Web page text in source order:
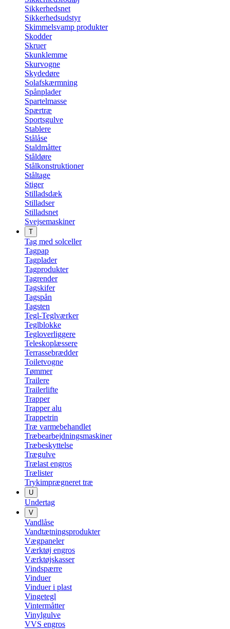
Sikkerhedsnet
Sikkerhedsudstyr
Skimmelsvamp produkter
Skodder
Skruer
Skunklemme
Skurvogne
Skydedøre
Solafskærmning
Spånplader
Spartelmasse
Spærtræ
Sportsgulve
Stablere
Stålåse
Staldmåtter
Ståldøre
Stålkonstruktioner
Ståltage
Stiger
Stilladsdæk
Stilladser
Stilladsnet
Svejsemaskiner
T
Tag med solceller
Tagpap
Tagplader
Tagprodukter
Tagrender
Tagskifer
Tagspån
Tagsten
Tegl-Teglværker
Teglblokke
Tegloverliggere
Teleskoplæssere
Terrassebrædder
Toiletvogne
Tømmer
Trailere
Trailerlifte
Trapper
Trapper alu
Trappetrin
Træ varmebehandlet
Træbearbejdningsmaskiner
Træbeskyttelse
Trægulve
Trælast engros
Trælister
Trykimprægneret træ
U
Undertag
V
Vandlåse
Vandtætningsprodukter
Vægpaneler
Værktøj engros
Værktøjskasser
Vindspærre
Vinduer
Vinduer i plast
Vingetegl
Vintermåtter
Vinylgulve
VVS engros